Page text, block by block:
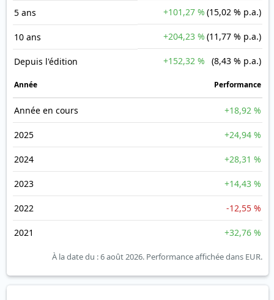
5 ans +101,27 % (15,02 % p.a.)
10 ans +204,23 % (11,77 % p.a.)
Depuis l'édition +152,32 % (8,43 % p.a.)
Année Performance
Année en cours +18,92 %
2025 +24,94 %
2024 +28,31 %
2023 +14,43 %
2022 -12,55 %
2021 +32,76 %
À la date du : 6 août 2026. Performance affichée dans EUR.